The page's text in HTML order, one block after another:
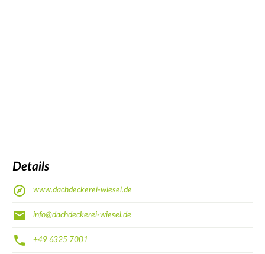
Details
www.dachdeckerei-wiesel.de
info@dachdeckerei-wiesel.de
+49 6325 7001